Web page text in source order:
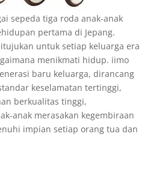
sepeda tiga roda anak-anak
pertama di Jepang.
untuk setiap keluarga era
menikmati hidup. iimo
baru keluarga, dirancang
keselamatan tertinggi,
berkualitas tinggi,
anak merasakan kegembiraan
impian setiap orang tua dan